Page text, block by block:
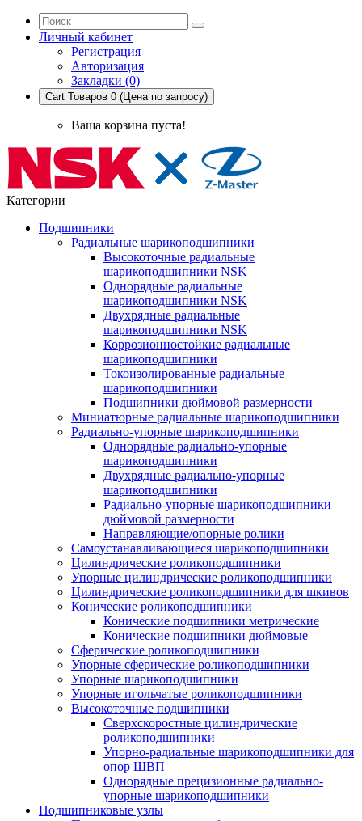
Личный кабинет
Регистрация
Авторизация
Закладки (0)
Cart Товаров 0 (Цена по запросу)
Ваша корзина пуста!
Категории
Подшипники
Радиальные шарикоподшипники
Высокоточные радиальные
шарикоподшипники NSK
Однорядные радиальные
шарикоподшипники NSK
Двухрядные радиальные
шарикоподшипники NSK
Коррозионностойкие радиальные
шарикоподшипники
Токоизолированные радиальные
шарикоподшипники
Подшипники дюймовой размерности
Миниатюрные радиальные шарикоподшипники
Радиально-упорные шарикоподшипники
Однорядные радиально-упорные
шарикоподшипники
Двухрядные радиально-упорные
шарикоподшипники
Радиально-упорные шарикоподшипники
дюймовой размерности
Направляющие/опорные ролики
Самоустанавливающиеся шарикоподшипники
Цилиндрические роликоподшипники
Упорные цилиндрические роликоподшипники
Цилиндрические роликоподшипники для шкивов
Конические роликоподшипники
Конические подшипники метрические
Конические подшипники дюймовые
Сферические роликоподшипники
Упорные сферические роликоподшипники
Упорные шарикоподшипники
Упорные игольчатые роликоподшипники
Высокоточные подшипники
Сверхскоростные цилиндрические
роликоподшипники
Упорно-радиальные шарикоподшипники для
опор ШВП
Однорядные прецизионные радиально-
упорные шарикоподшипники
Подшипниковые узлы